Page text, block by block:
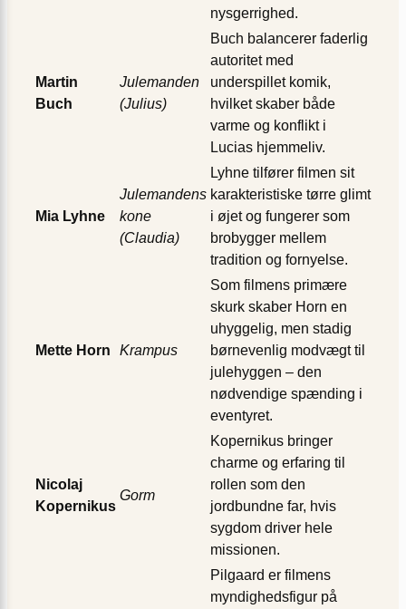
nysgerrighed.
Martin
Buch
Julemanden
(Julius)
Buch balancerer faderlig
autoritet med
underspillet komik,
hvilket skaber både
varme og konflikt i
Lucias hjemmeliv.
Mia Lyhne
Julemandens
kone
(Claudia)
Lyhne tilfører filmen sit
karakteristiske tørre glimt
i øjet og fungerer som
brobygger mellem
tradition og fornyelse.
Mette Horn Krampus
Som filmens primære
skurk skaber Horn en
uhyggelig, men stadig
børne­venlig modvægt til
julehyggen – den
nødvendige spænding i
eventyret.
Nicolaj
Kopernikus
Gorm
Kopernikus bringer
charme og erfaring til
rollen som den
jordbundne far, hvis
sygdom driver hele
missionen.
Pilgaard er filmens
myndighedsfigur på